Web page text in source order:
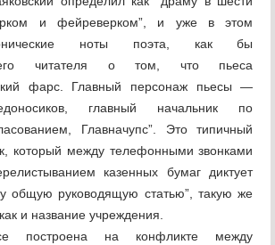
и фейреверком”, и уже в этом
ноты поэта, как бы
читателя о том, что пьеса
фарс. Главный персонаж пьесы —
главный начальник по
Главначупс”. Это типичный
который между телефонными звонками
казенных бумаг диктует
общую руководящую статью”, такую же
и название учреждения.
построена на конфликте между